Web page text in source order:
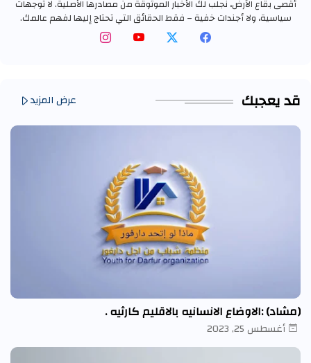
أقصى بقاع الأرض، نجلب لك الأخبار الموثوقة من مصادرها الأصلية. لا توجهات
سياسية، ولا أجندات خفية – فقط الحقائق التي تحتاج إليها لفهم عالمك.
قد يعجبك عرض المزيد
(مشاد) :الاوضاع الانسانيه بالاقليم كارثيه .
أغسطس 25, 2023